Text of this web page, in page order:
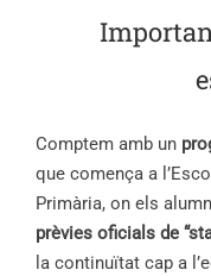
Comptem amb un
que comença a
Primària, on els
prèvies oficials de
la continuïtat cap a